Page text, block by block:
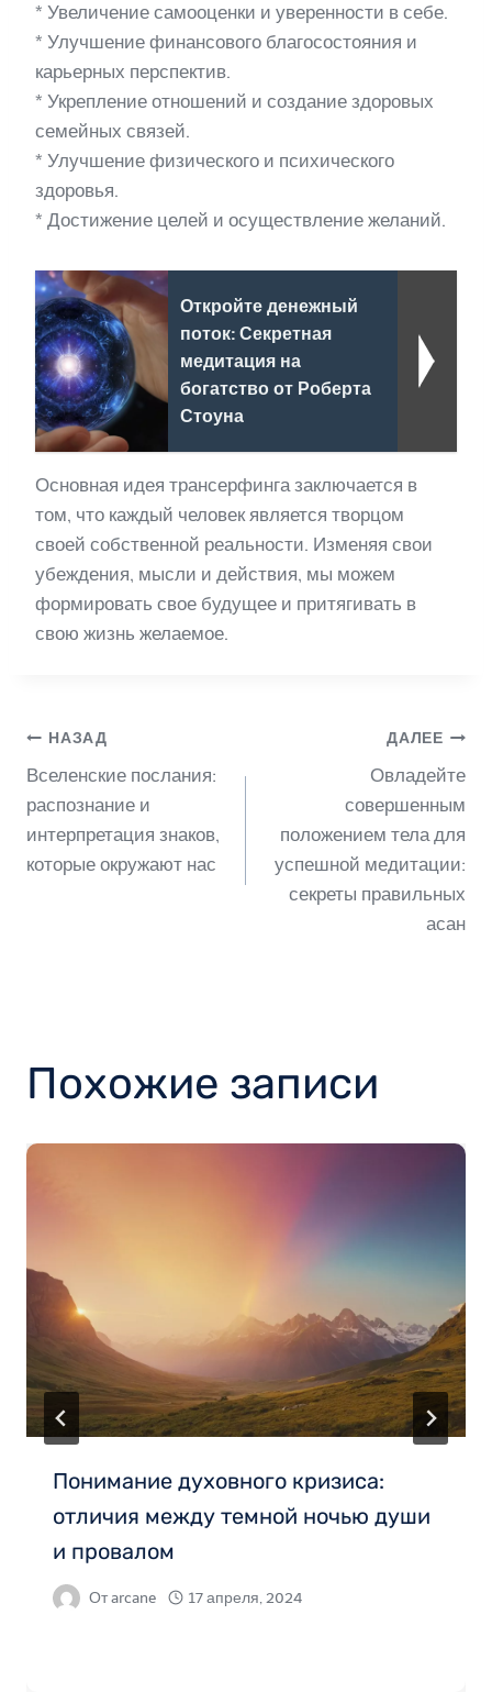
* Увеличение самооценки и уверенности в себе.
* Улучшение финансового благосостояния и
карьерных перспектив.
* Укрепление отношений и создание здоровых
семейных связей.
* Улучшение физического и психического
здоровья.
* Достижение целей и осуществление желаний.
Откройте денежный
поток: Секретная
медитация на
богатство от Роберта
Стоуна
Основная идея трансерфинга заключается в
том, что каждый человек является творцом
своей собственной реальности. Изменяя свои
убеждения, мысли и действия, мы можем
формировать свое будущее и притягивать в
свою жизнь желаемое.
Навигация
по
записям
НАЗАД
Вселенские послания:
распознание и
интерпретация знаков,
которые окружают нас
ДАЛЕЕ
Овладейте
совершенным
положением тела для
успешной медитации:
секреты правильных
асан
Похожие записи
Понимание духовного кризиса:
отличия между темной ночью души
и провалом
Отarcane 17 апреля, 2024